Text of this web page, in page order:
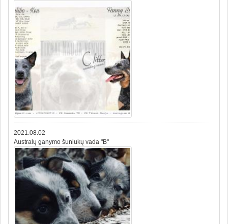
2021.08.02
Australų ganymo šuniukų vada "B"